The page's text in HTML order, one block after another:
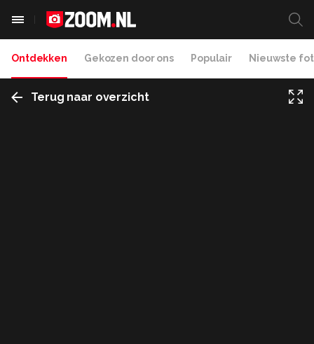
Ontdekken Gekozen door ons Populair Nieuwste
Terug naar overzicht